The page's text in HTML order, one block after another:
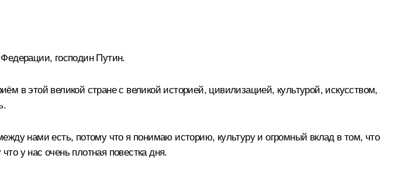
господин Путин.
в этой великой стране с великой историей, цивилизацией, культурой, искусством,
нами есть, потому что я понимаю историю, культуру и огромный вклад в том, что
у нас очень плотная повестка дня.